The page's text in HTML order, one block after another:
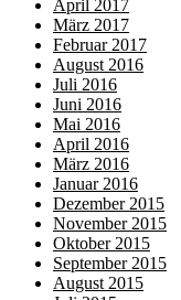
April 2017
März 2017
Februar 2017
August 2016
Juli 2016
Juni 2016
Mai 2016
April 2016
März 2016
Januar 2016
Dezember 2015
November 2015
Oktober 2015
September 2015
August 2015